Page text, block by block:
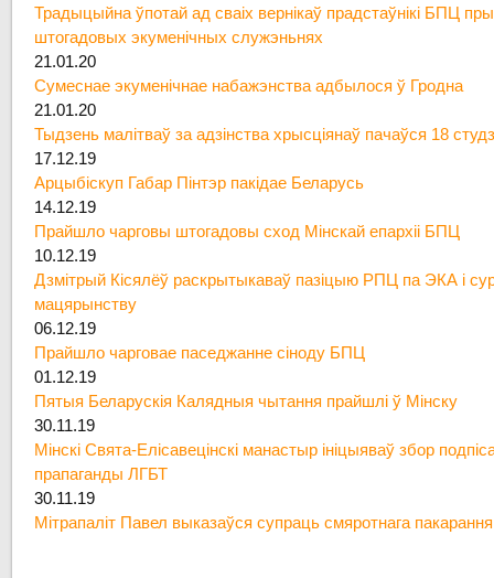
Традыцыйна ўпотай ад сваіх вернікаў прадстаўнікі БПЦ
штогадовых экуменічных служэньнях
21.01.20
Сумеснае экуменічнае набажэнства адбылося ў Гродна
21.01.20
Тыдзень малітваў за адзінства хрысціянаў пачаўся 18
17.12.19
Арцыбіскуп Габар Пінтэр пакідае Беларусь
14.12.19
Прайшло чарговы штогадовы сход Мінскай епархіі БПЦ
10.12.19
Дзмітрый Кісялёў раскрытыкаваў пазіцыю РПЦ па ЭКА і
мацярынству
06.12.19
Прайшло чарговае паседжанне сіноду БПЦ
01.12.19
Пятыя Беларускія Калядныя чытання прайшлі ў Мінску
30.11.19
Мінскі Свята-Елісавецінскі манастыр ініцыяваў збор
прапаганды ЛГБТ
30.11.19
Мітрапаліт Павел выказаўся супраць смяротнага пакарання